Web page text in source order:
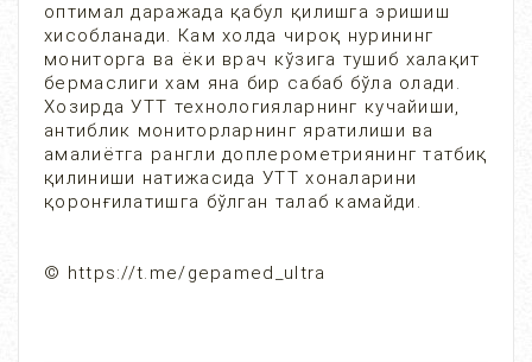
оптимал даражада қабул қилишга эришиш
хисобланади. Кам холда чироқ нурининг
мониторга ва ёки врач кўзига тушиб халақит
бермаслиги хам яна бир сабаб бўла олади.
Хозирда УТТ технологияларнинг кучайиши,
антиблик мониторларнинг яратилиши ва
амалиётга рангли доплерометриянинг татбиқ
қилиниши натижасида УТТ хоналарини
қоронғилатишга бўлган талаб камайди.
© https://t.me/gepamed_ultra